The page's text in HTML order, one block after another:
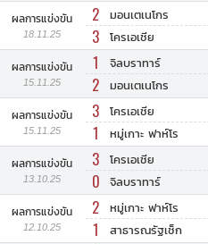
ผลการแข่งขัน
18.11.25
2 มอนเตเนโกร
3 โครเอเชีย
ผลการแข่งขัน
15.11.25
1 จิลบราทาร์
2 มอนเตเนโกร
ผลการแข่งขัน
15.11.25
3 โครเอเชีย
1 หมู่เกาะ ฟาห์โร
ผลการแข่งขัน
13.10.25
3 โครเอเชีย
0 จิลบราทาร์
ผลการแข่งขัน
12.10.25
2 หมู่เกาะ ฟาห์โร
1 สาธารณรัฐเช็ก